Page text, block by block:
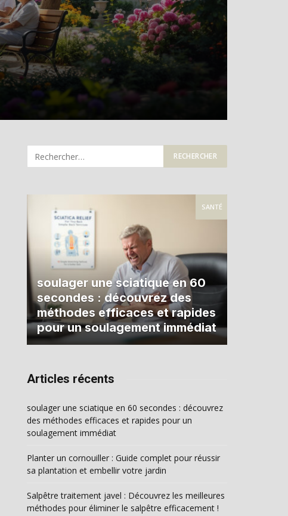
SANTÉ
soulager une sciatique en 60
secondes : découvrez des
méthodes efficaces et rapides
pour un soulagement immédiat
Articles récents
soulager une sciatique en 60 secondes : découvrez
des méthodes efficaces et rapides pour un
soulagement immédiat
Planter un cornouiller : Guide complet pour réussir
sa plantation et embellir votre jardin
Salpêtre traitement javel : Découvrez les meilleures
méthodes pour éliminer le salpêtre efficacement !